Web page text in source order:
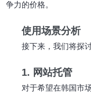
争力的价格。
使用场景分析
接下来，我们将探
1. 网站托管
对于希望在韩国市